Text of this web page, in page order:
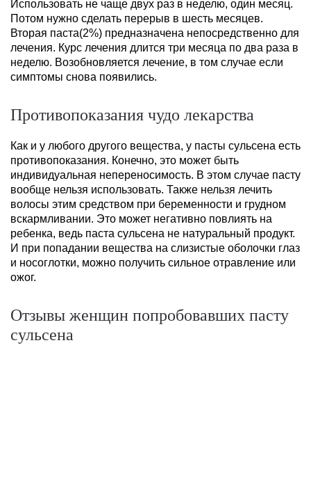
Использовать не чаще двух раз в неделю, один месяц.
Потом нужно сделать перерыв в шесть месяцев.
Вторая паста(2%) предназначена непосредственно для
лечения. Курс лечения длится три месяца по два раза в
неделю. Возобновляется лечение, в том случае если
симптомы снова появились.
Противопоказания чудо лекарства
Как и у любого другого вещества, у пасты сульсена есть
противопоказания. Конечно, это может быть
индивидуальная непереносимость. В этом случае пасту
вообще нельзя использовать. Также нельзя лечить
волосы этим средством при беременности и грудном
вскармливании. Это может негативно повлиять на
ребенка, ведь паста сульсена не натуральный продукт.
И при попадании вещества на слизистые оболочки глаз
и носоглотки, можно получить сильное отравление или
ожог.
Отзывы женщин попробовавших пасту
сульсена